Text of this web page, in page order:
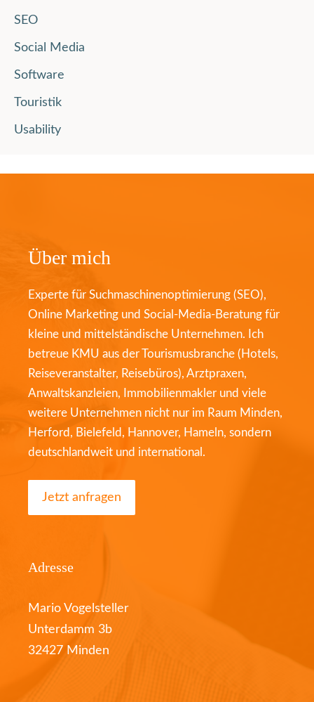
SEO
Social Media
Software
Touristik
Usability
Über mich
Experte für Suchmaschinenoptimierung (SEO),
Online Marketing und Social-Media-Beratung für
kleine und mittelständische Unternehmen. Ich
betreue KMU aus der Tourismusbranche (Hotels,
Reiseveranstalter, Reisebüros), Arztpraxen,
Anwaltskanzleien, Immobilienmakler und viele
weitere Unternehmen nicht nur im Raum Minden,
Herford, Bielefeld, Hannover, Hameln, sondern
deutschlandweit und international.
Jetzt anfragen
Adresse
Mario Vogelsteller
Unterdamm 3b
32427 Minden